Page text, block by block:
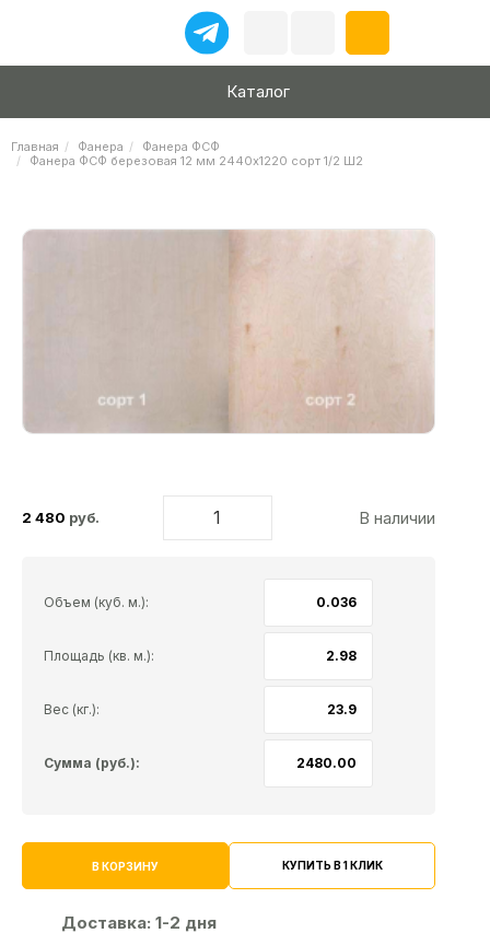
Каталог
Главная Фанера
Фанера ФСФ
Фанера ФСФ березовая 12 мм 2440х1220 сорт 1/2 Ш2
2 480 руб. В наличии
Объем (куб. м.):
Площадь (кв. м.):
Вес (кг.):
Сумма (руб.):
В КОРЗИНУ КУПИТЬ В 1 КЛИК
Доставка: 1-2 дня